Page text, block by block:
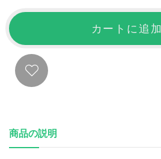
カートに追加
商品の説明